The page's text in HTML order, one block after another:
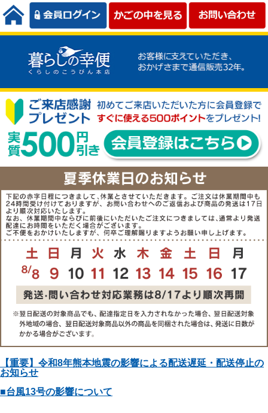
【重要】令和8年熊本地震の影響による配送遅延・配送停止の
お知らせ
■台風13号の影響について